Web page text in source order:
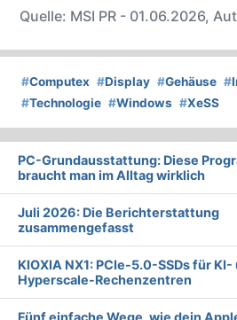
Quelle: MSI PR - 01.06.2026,
#Computex #Display #Gehäuse #
#Technologie #Windows #XeSS
PC-Grundausstattung: Diese
braucht man im Alltag wirklich
Juli 2026: Die Bericht­erstattung
zusammengefasst
KIOXIA NX1: PCIe-5.0-SSDs für KI-
Hyperscale-Rechenzentren